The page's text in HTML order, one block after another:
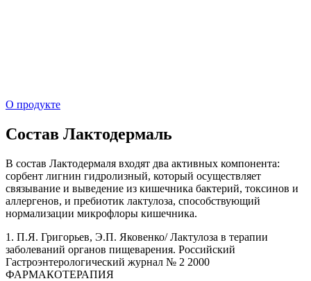
О продукте
Состав Лактодермаль
В состав Лактодермаля входят два активных компонента:
сорбент лигнин гидролизный, который осуществляет
связывание и выведение из кишечника бактерий, токсинов и
аллергенов, и пребиотик лактулоза, способствующий
нормализации микрофлоры кишечника.
1. П.Я. Григорьев, Э.П. Яковенко/ Лактулоза в терапии
заболеваний органов пищеварения. Российский
Гастроэнтерологический журнал № 2 2000
ФАРМАКОТЕРАПИЯ